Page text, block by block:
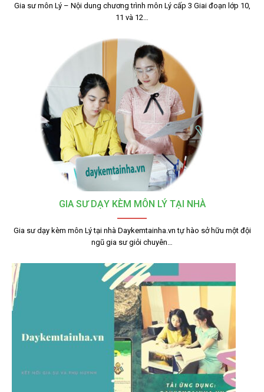
Gia sư môn Lý – Nội dung chương trình môn Lý cấp 3 Giai đoạn lớp 10,
11 và 12…
GIA SƯ DẠY KÈM MÔN LÝ TẠI NHÀ
Gia sư dạy kèm môn Lý tại nhà Daykemtainha.vn tự hào sở hữu một đội
ngũ gia sư giỏi chuyên…